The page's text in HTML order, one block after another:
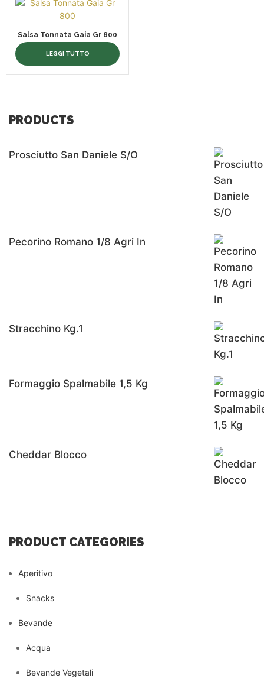
Salsa Tonnata Gaia Gr 800
LEGGI TUTTO
PRODUCTS
Prosciutto San Daniele S/o
Pecorino Romano 1/8 Agri In
Stracchino Kg.1
Formaggio Spalmabile 1,5 Kg
Cheddar Blocco
PRODUCT CATEGORIES
Aperitivo
Snacks
Bevande
Acqua
Bevande Vegetali